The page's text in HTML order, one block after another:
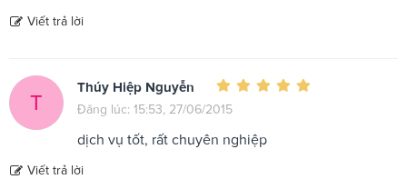
Viết trả lời
T
Thúy Hiệp Nguyễn
Đăng lúc: 15:53, 27/06/2015
dịch vụ tốt, rất chuyên nghiệp
Viết trả lời